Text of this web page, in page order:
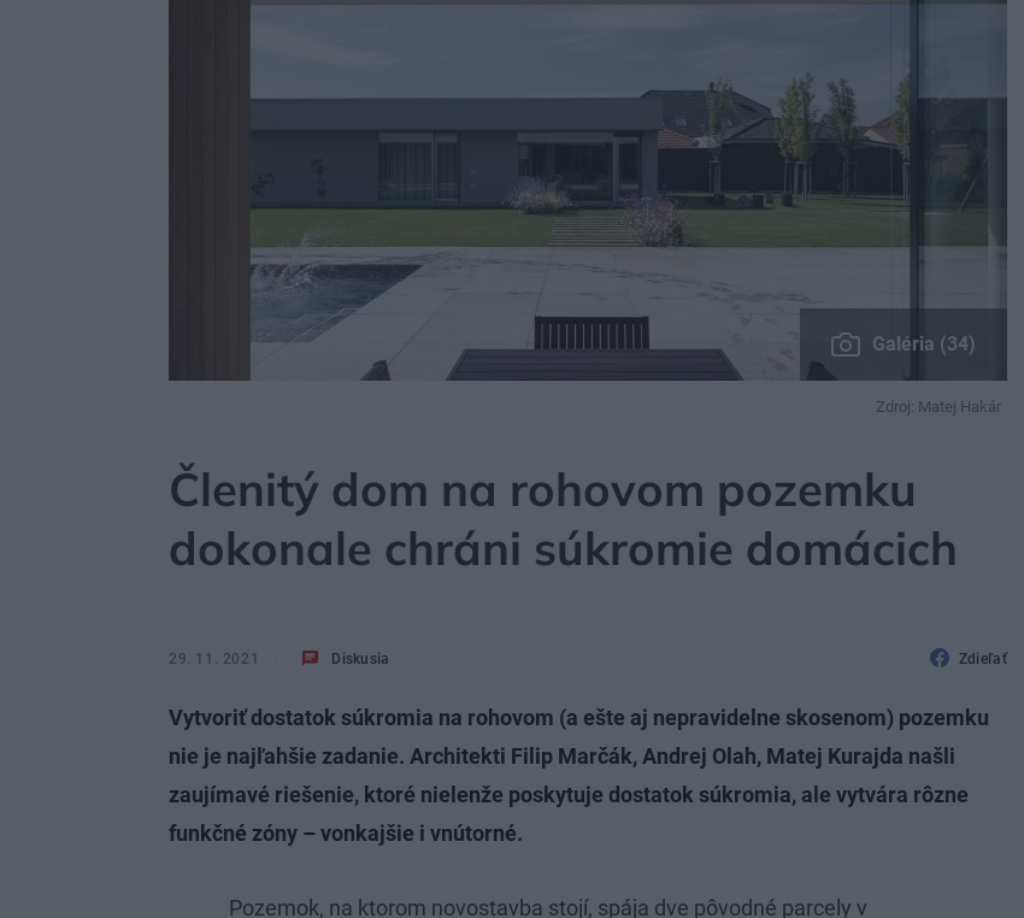
Galéria (34)
Zdroj: Matej Hakár
Členitý dom na rohovom pozemku
dokonale chráni súkromie domácich
29. 11. 2021 Diskusia Zdieľať
Vytvoriť dostatok súkromia na rohovom (a ešte aj nepravidelne skosenom) pozemku
nie je najľahšie zadanie. Architekti Filip Marčák, Andrej Olah, Matej Kurajda našli
zaujímavé riešenie, ktoré nielenže poskytuje dostatok súkromia, ale vytvára rôzne
funkčné zóny – vonkajšie i vnútorné.
Pozemok, na ktorom novostavba stojí, spája dve pôvodné parcely v